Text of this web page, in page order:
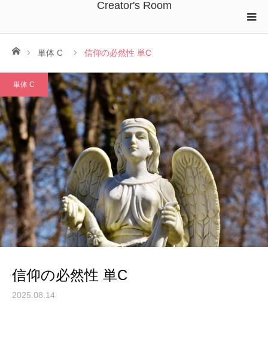
Creator's Room
ホーム単体 C 信仰の必然性 単C
単体 C
信仰の必然性 単C
2025.08.14